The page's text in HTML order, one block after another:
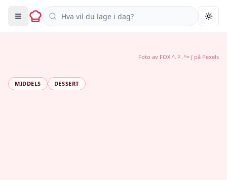
Søk i oppskrifter
MIDDELS DESSERT
Foto av FOX ^.ᆽ.^= ∫på Pexels